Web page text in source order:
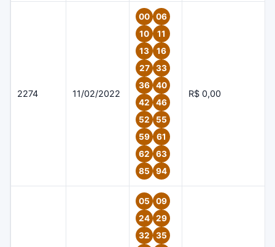
2274 11/02/2022
00
06
10
11
13
16
27
33
36
40
42
46
52
55
59
61
62
63
85
94
R$ 0,00
05
09
24
29
32
35